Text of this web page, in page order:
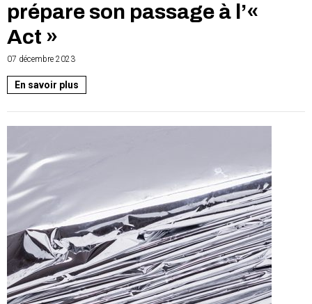
prépare son passage à l’«
Act »
07 décembre 2023
En savoir plus